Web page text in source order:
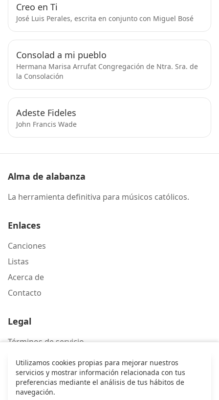
Creo en Ti
José Luis Perales, escrita en conjunto con Miguel Bosé
Consolad a mi pueblo
Hermana Marisa Arrufat Congregación de Ntra. Sra. de
la Consolación
Adeste Fideles
John Francis Wade
Alma de alabanza
La herramienta definitiva para músicos católicos.
Enlaces
Canciones
Listas
Acerca de
Contacto
Legal
Términos de servicio
Política de privacidad
Contacto
Utilizamos cookies propias para mejorar nuestros
servicios y mostrar información relacionada con tus
preferencias mediante el análisis de tus hábitos de
navegación.